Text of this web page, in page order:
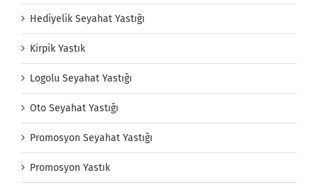
Hediyelik Seyahat Yastığı
Kirpik Yastık
Logolu Seyahat Yastığı
Oto Seyahat Yastığı
Promosyon Seyahat Yastığı
Promosyon Yastık